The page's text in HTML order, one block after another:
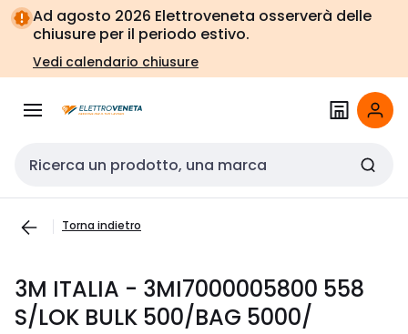
Vai alla
navigazione
Vai
alla
pagina
Ad agosto 2026 Elettroveneta osserverà delle
chiusure per il periodo estivo.
Vedi calendario chiusure
Cerca input
Torna indietro
3M ITALIA - 3MI7000005800 558
S/LOK BULK 500/BAG 5000/